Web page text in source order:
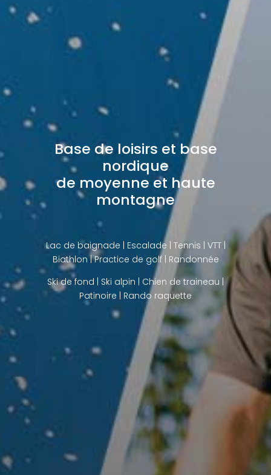
Base de loisirs et base
nordique
de moyenne et haute
montagne
Lac de baignade | Escalade | Tennis | VTT |
Biathlon |Practice de golf| Randonnée
Ski de fond | Ski alpin | Chien de traineau |
Patinoire | Rando raquette